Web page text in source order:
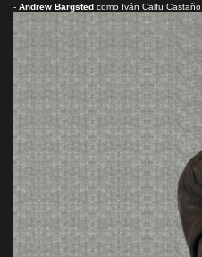
- Andrew Bargsted como Iván Calfu Castaño